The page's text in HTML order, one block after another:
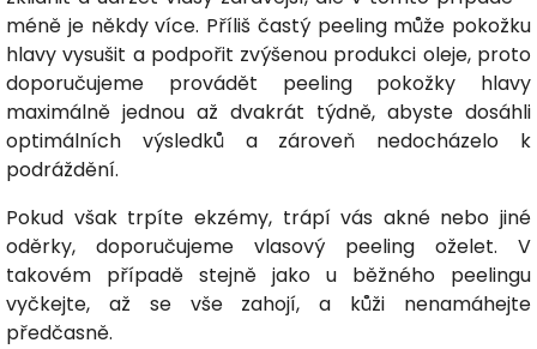
méně je někdy více. Příliš častý peeling může pokožku
hlavy vysušit a podpořit zvýšenou produkci oleje, proto
doporučujeme provádět peeling pokožky hlavy
maximálně jednou až dvakrát týdně, abyste dosáhli
optimálních výsledků a zároveň nedocházelo k
podráždění.
Pokud však trpíte ekzémy, trápí vás akné nebo jiné
oděrky, doporučujeme vlasový peeling oželet. V
takovém případě stejně jako u běžného peelingu
vyčkejte, až se vše zahojí, a kůži nenamáhejte
předčasně.